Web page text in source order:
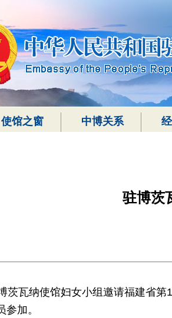
使馆之窗 中博关系
驻博茨
茨瓦纳使馆妇女小组邀请福建省
参加。